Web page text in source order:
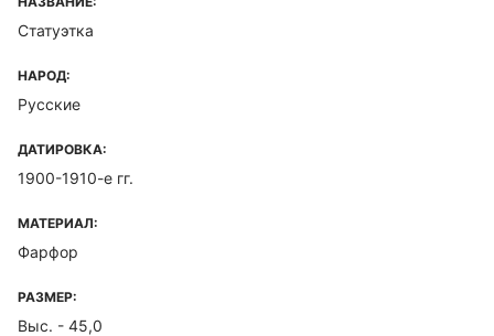
Статуэтка
НАРОД:
Русские
ДАТИРОВКА:
1900-1910-е гг.
МАТЕРИАЛ:
Фарфор
РАЗМЕР:
Выс. - 45,0